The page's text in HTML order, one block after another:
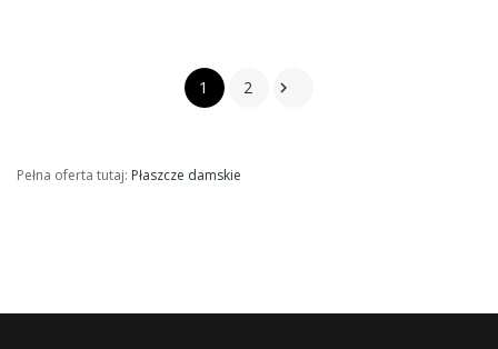
1 2 
Pełna oferta tutaj: Płaszcze damskie